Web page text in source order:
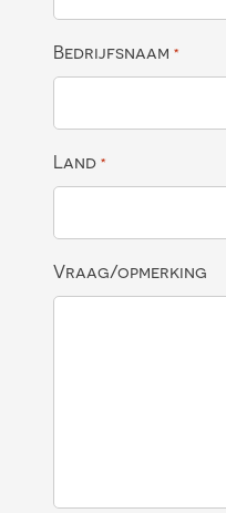
Bedrijfsnaam *
Land *
Vraag/opmerking